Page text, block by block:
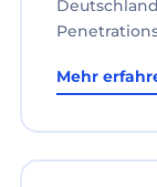
Mehr